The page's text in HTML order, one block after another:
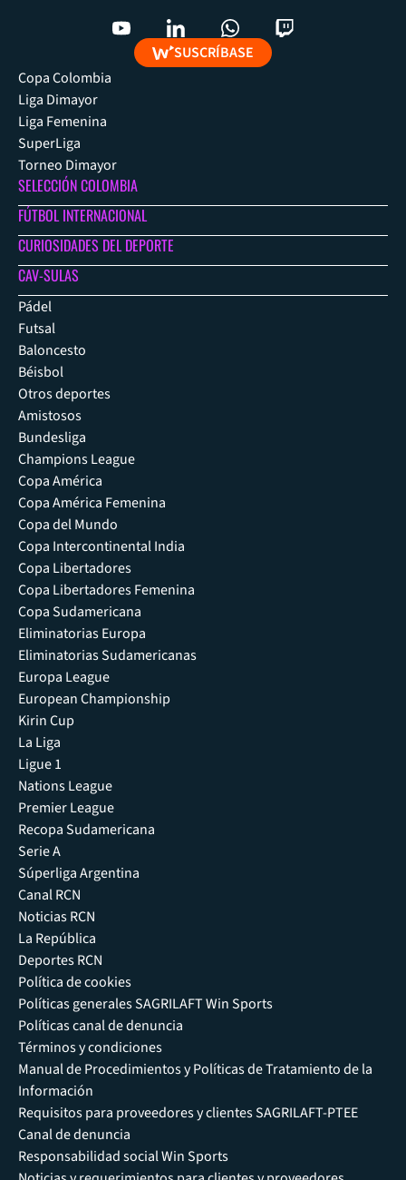
SUSCRÍBASE
Copa Colombia
Liga Dimayor
Liga Femenina
SuperLiga
Torneo Dimayor
SELECCIÓN COLOMBIA
FÚTBOL INTERNACIONAL
CURIOSIDADES DEL DEPORTE
CAV-SULAS
Pádel
Futsal
Baloncesto
Béisbol
Otros deportes
Amistosos
Bundesliga
Champions League
Copa América
Copa América Femenina
Copa del Mundo
Copa Intercontinental India
Copa Libertadores
Copa Libertadores Femenina
Copa Sudamericana
Eliminatorias Europa
Eliminatorias Sudamericanas
Europa League
European Championship
Kirin Cup
La Liga
Ligue 1
Nations League
Premier League
Recopa Sudamericana
Serie A
Súperliga Argentina
Canal RCN
Noticias RCN
La República
Deportes RCN
Política de cookies
Políticas generales SAGRILAFT Win Sports
Políticas canal de denuncia
Términos y condiciones
Manual de Procedimientos y Políticas de Tratamiento de la
Información
Requisitos para proveedores y clientes SAGRILAFT-PTEE
Canal de denuncia
Responsabilidad social Win Sports